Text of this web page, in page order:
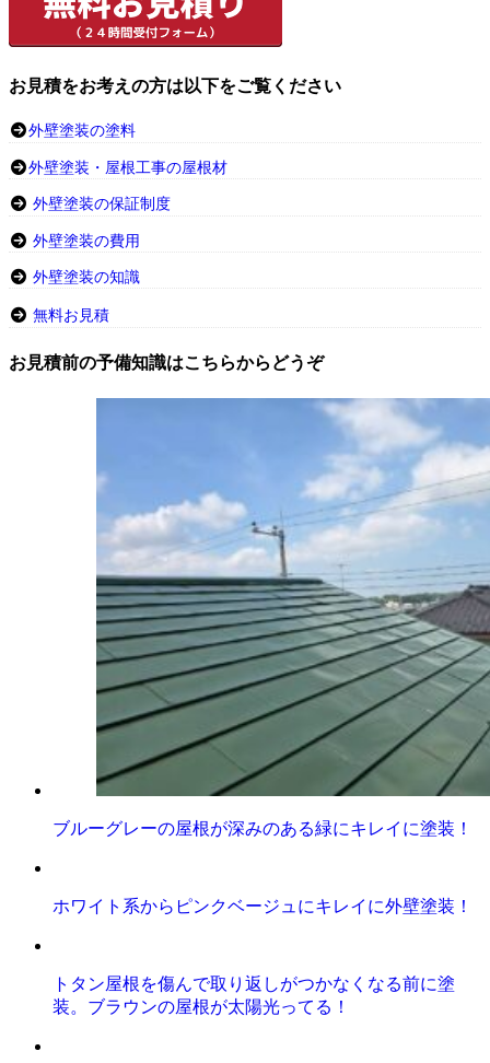
お見積をお考えの方は以下をご覧ください
外壁塗装の塗料
外壁塗装・屋根工事の屋根材
外壁塗装の保証制度
外壁塗装の費用
外壁塗装の知識
無料お見積
お見積前の予備知識はこちらからどうぞ
ブルーグレーの屋根が深みのある緑にキレイに塗装！
ホワイト系からピンクベージュにキレイに外壁塗装！
トタン屋根を傷んで取り返しがつかなくなる前に塗
装。ブラウンの屋根が太陽光ってる！